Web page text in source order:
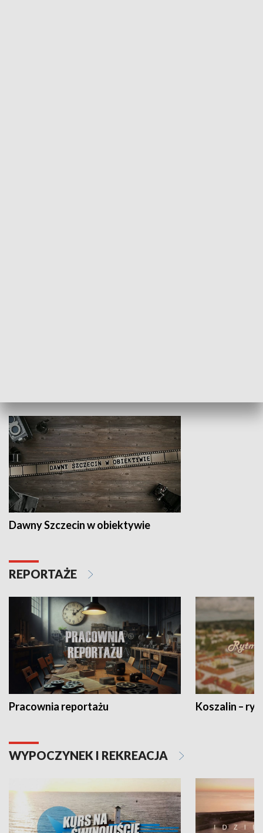
Dawny Szczecin w obiektywie
REPORTAŻE
Pracownia reportażu Koszalin –
WYPOCZYNEK I REKREACJA